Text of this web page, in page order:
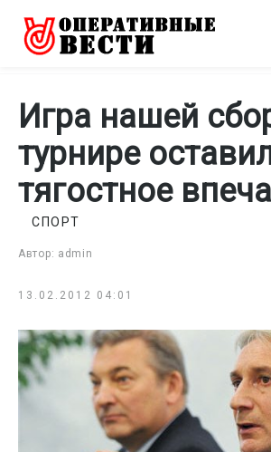
Игра нашей
турнире
тягостное
Автор: admin
СПОРТ
13.02.2012 04:01